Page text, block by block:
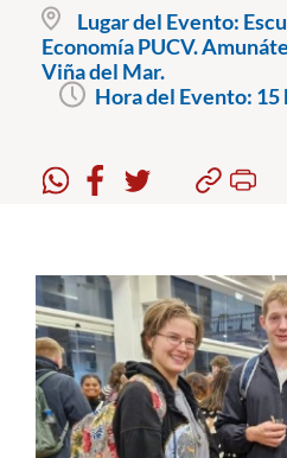
Pregrado
Postgrado
Funcionarios
Alumni
English
Lugar del Evento:
Economía PUCV.
Viña del Mar.
Hora del Evento: 15